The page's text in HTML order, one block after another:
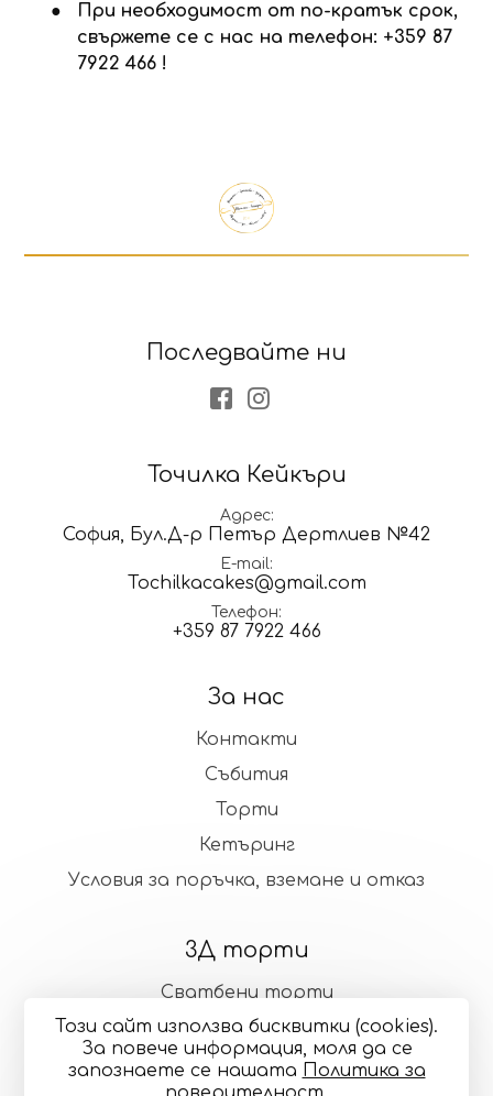
При необходимост от по-кратък срок,
свържете се с нас на телефон: +359 87
7922 466 !
За нас
Контакти
Събития
Торти
Кетъринг
Условия за поръчка, вземане и отказ
3Д торти
Сватбени торти
Стандартни торти
Точилка Кейкъри
Адрес
София, Бул.Д-р Петър Дертлиев №42
E-mail
Tochilkacakes@gmail.com
Телефон
+359 87 7922 466
Последвайте ни
Facebook
Този сайт използва бисквитки (cookies).
За повече информация, моля да се
запознаете се нашaтa Политика за